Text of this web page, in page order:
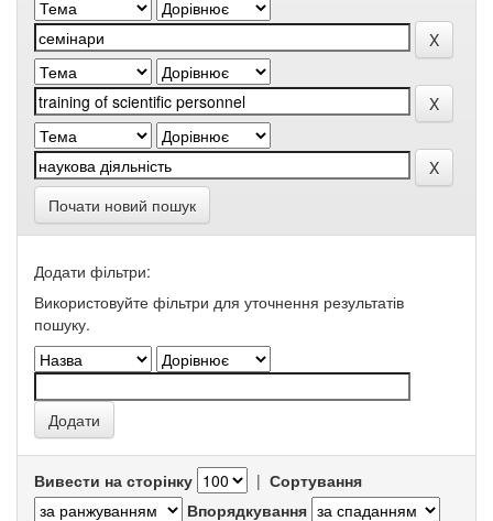
Почати новий пошук
Додати фільтри:
Використовуйте фільтри для уточнення результатів
пошуку.
Вивести на сторінку | Сортування
Впорядкування